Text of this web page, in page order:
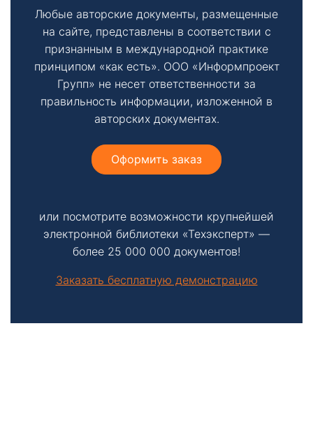
Любые авторские документы, размещенные
на сайте, представлены в соответствии с
признанным в международной практике
принципом «как есть». ООО «Информпроект
Групп» не несет ответственности за
правильность информации, изложенной в
авторских документах.
Оформить заказ
или посмотрите возможности крупнейшей
электронной библиотеки «Техэксперт» —
более 25 000 000 документов!
Заказать бесплатную демонстрацию